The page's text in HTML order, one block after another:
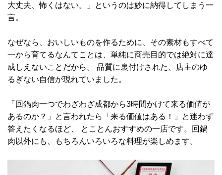
大丈夫、怖くはない。」というのは妙に納得してしまう一
言。
なぜなら、おいしいものを作るために、その素材もすべて
一から育てるなんてことは、単純に商売目的では絶対に達
成しえないことだから。 品質に裏付けされた、店主のゆ
るぎない自信が現れていました。
「回鍋肉一つでわざわざ成都から3時間かけて来る価値が
あるのか？」と言われたら「来る価値はある！」と迷わず
答えたくなるほど、 とことんおすすめの一店です。回鍋
肉以外にも、もちろんいろいろな料理が楽しめます。